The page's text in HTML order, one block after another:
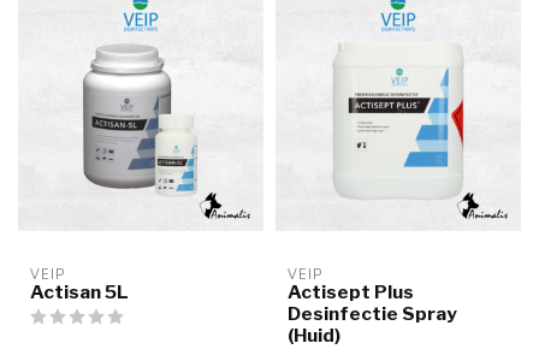
VEIP
Actisan 5L
VEIP
Actisept Plus
Desinfectie Spray
(Huid)